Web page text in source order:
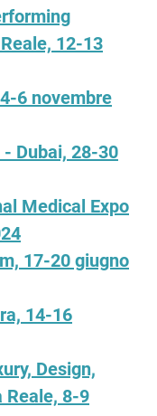
12-13
6 novembre
Dubai, 28-30
Medical Expo
17-20 giugno
14-16
Design,
Reale, 8-9